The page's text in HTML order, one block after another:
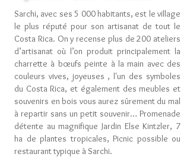
Sarchi, avec ses 5 000 habitants, est le village
le plus réputé pour son artisanat de tout le
Costa Rica. On y recense plus de 200 ateliers
d’artisanat où l’on produit principalement la
charrette à bœufs peinte à la main avec des
couleurs vives, joyeuses , l'un des symboles
du Costa Rica, et également des meubles et
souvenirs en bois vous aurez sûrement du mal
à repartir sans un petit souvenir… Promenade
détente au magnifique Jardin Else Kintzler, 7
ha de plantes tropicales, Picnic possible ou
restaurant typique à Sarchi.